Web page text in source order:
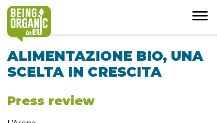
ALIMENTAZIONE BIO, UNA
SCELTA IN CRESCITA
Press review